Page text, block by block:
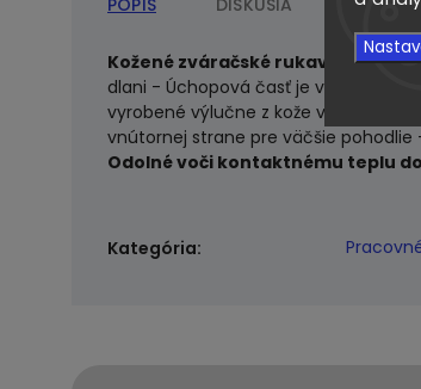
POPIS DISKUSIA
Kožené zváračské rukavice REIS.-
dlani - Úchopová časť je vyrobená z
vyrobené výlučne z kože vrátane
vnútornej strane pre väčšie pohodlie
Odolné voči kontaktnému teplu do
Kategória: